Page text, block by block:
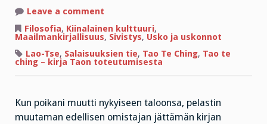
Leave a comment
ja
Tao
–
onko
Jumalaa
Filosofia, Kiinalainen kulttuuri,
Maailmankirjallisuus, Sivistys, Usko ja uskonnot
Lao-Tse, Salaisuuksien tie, Tao Te Ching, Tao te
ching – kirja Taon toteutumisesta
Kun poikani muutti nykyiseen taloonsa, pelastin
muutaman edellisen omistajan jättämän kirjan